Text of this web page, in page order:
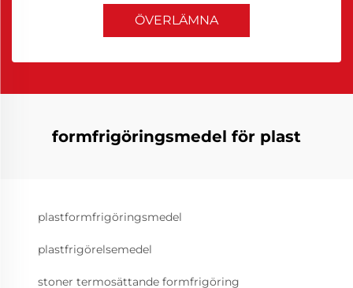
ÖVERLÄMNA
formfrigöringsmedel för plast
plastformfrigöringsmedel
plastfrigörelsemedel
stoner termosättande formfrigöring